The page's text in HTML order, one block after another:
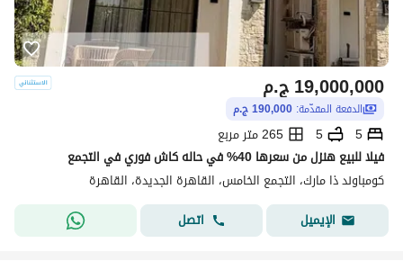
ج.م19,000,000
الدفعة المقدّمة: 190,000 ج.م
5
5
265 متر مربع
فيلا للبيع هنزل من سعرها 40% في حاله كاش فوري في التجمع
كومباوند ذا مارك، التجمع الخامس، القاهرة الجديدة، القاهرة
الإيميل
اتصل